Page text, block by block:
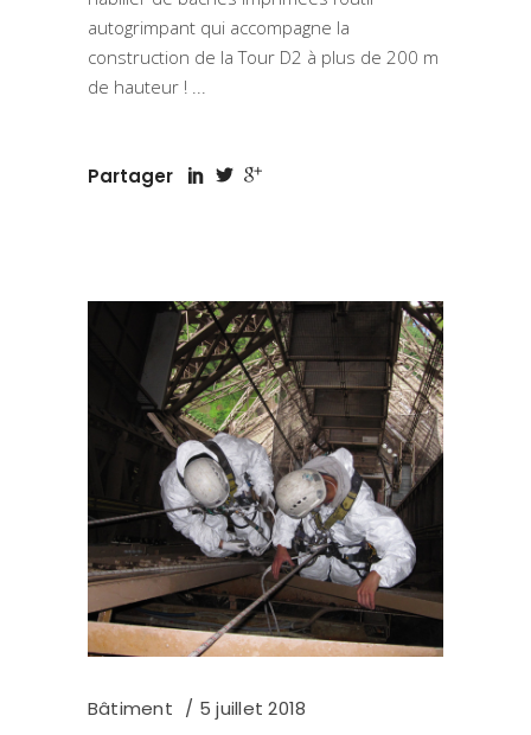
autogrimpant qui accompagne la
construction de la Tour D2 à plus de 200 m
de hauteur !
Partager
Bâtiment 5 juillet 2018